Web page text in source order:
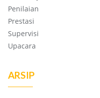
Penilaian
Prestasi
Supervisi
Upacara
ARSIP